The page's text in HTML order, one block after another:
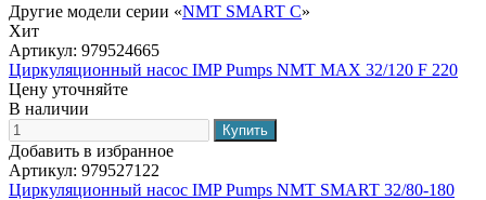
Другие модели серии «NMT SMART C»
Хит
Артикул: 979524665
Циркуляционный насос IMP Pumps NMT MAX 32/120 F 220
Цену уточняйте
В наличии
Добавить в избранное
Артикул: 979527122
Циркуляционный насос IMP Pumps NMT SMART 32/80-180